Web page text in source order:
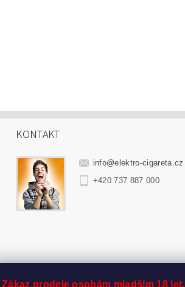
KONTAKT
info@elektro-cigareta.cz
+420 737 887 000
Zákaz prodeje osobám mladším 18 let.